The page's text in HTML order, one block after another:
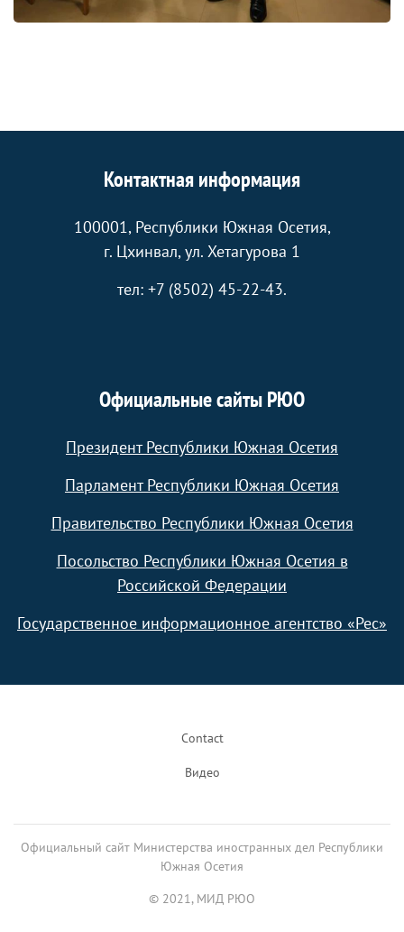
Контактная информация
100001, Республики Южная Осетия,
г. Цхинвал, ул. Хетагурова 1
тел: +7 (8502) 45-22-43.
Официальные сайты РЮО
Президент Республики Южная Осетия
Парламент Республики Южная Осетия
Правительство Республики Южная Осетия
Посольство Республики Южная Осетия в
Российской Федерации
Государственное информационное агентство «Рес»
Contact
Видео
Официальный сайт Министерства иностранных дел Республики
Южная Осетия
© 2021, МИД РЮО